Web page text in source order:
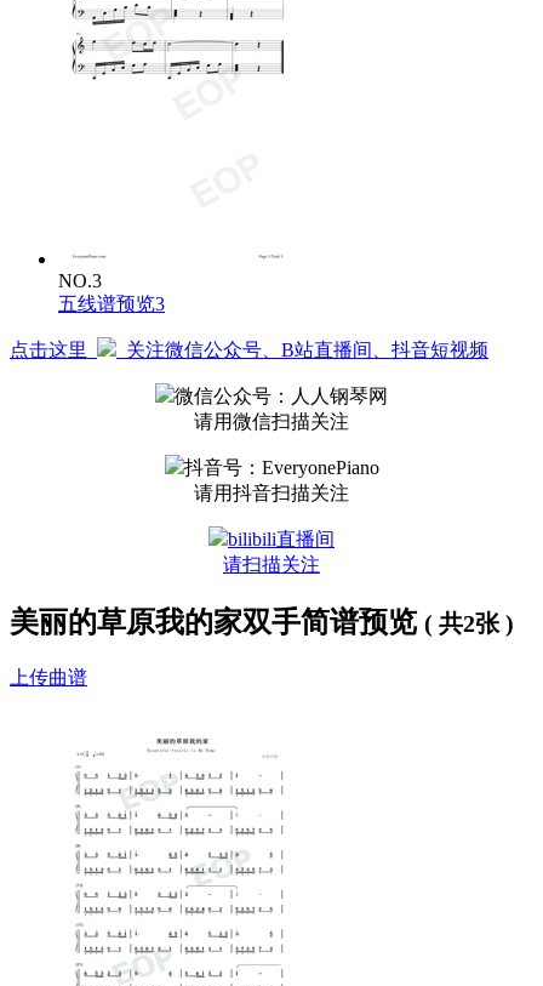
NO.3
五线谱预览3
点击这里 关注微信公众号、B站直播间、抖音短视频
微信公众号：人人钢琴网
请用微信扫描关注
抖音号：EveryonePiano
请用抖音扫描关注
bilibili直播间
请扫描关注
美丽的草原我的家双手简谱预览 ( 共2张 )
上传曲谱